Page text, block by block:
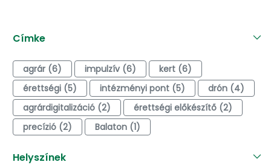
Címke
agrár (6) impulzív (6)
kert (6)
érettségi (5)
intézményi pont (5)
drón (4)
agrárdigitalizáció (2)
érettségi előkészítő (2)
precízió (2)
Balaton (1)
Helyszínek